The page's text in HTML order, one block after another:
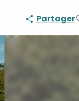
Partager